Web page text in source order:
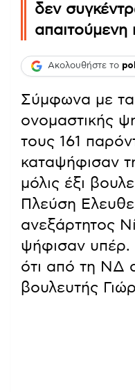
δεν
απαιτούμενη
Ακολουθήστε το
Σύμφωνα με τα
ονομαστικής
τους 161
καταψήφισαν
μόλις έξι
Πλεύση
ανεξάρτητος
ψήφισαν υπέρ.
ότι από τη ΝΔ
βουλευτής